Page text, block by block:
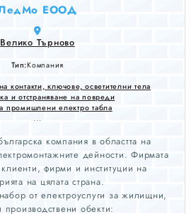
ЕООД
Велико Търново
Тип:Компания
контакти, ключове, осветителни тела
и отстраняване на повреди
промишлени електро табла
...
компания в областта на
дейности. Фирмата
фирми и институции на
на цялата страна.
от електроуслуги за жилищни,
обекти: